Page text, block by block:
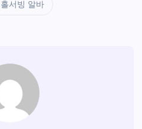
서빙 알바